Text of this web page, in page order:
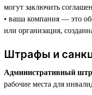
могут заключить
• ваша компания — это
или организация,
Штрафы и
Административный
рабочие места для